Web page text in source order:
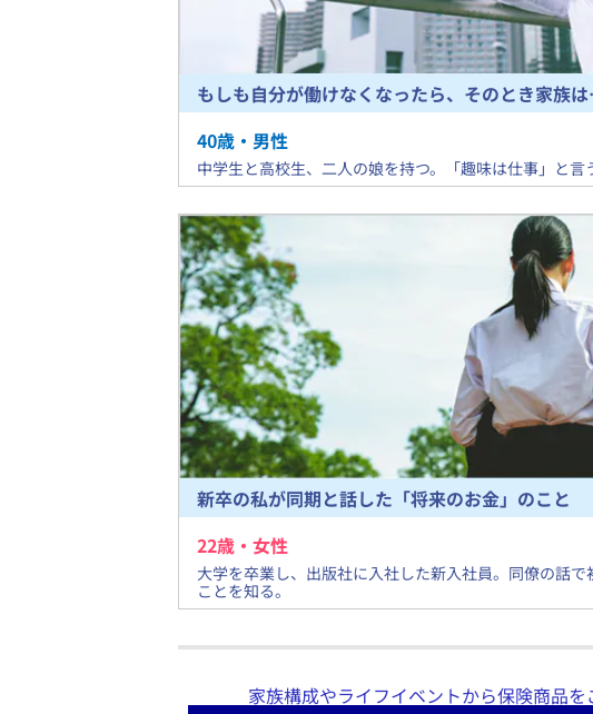
もしも自分が働けなくなったら、そのとき家族
40歳・ 男性
中学生と高校生、二人の娘を持つ。「趣味は仕事」と言
新卒の私が同期と話した「将来のお金」のこと
22歳・ 女性
大学を卒業し、出版社に入社した新入社員。同僚の話で
ことを知る。
家族構成やライフイベントから保険商品を